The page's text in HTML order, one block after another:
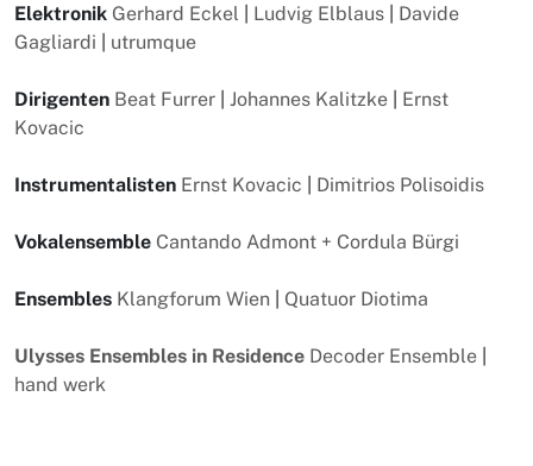
Elektronik Gerhard Eckel Ludvig Elblaus
Davide
Gagliardi
utrumque
Dirigenten Beat Furrer Johannes Kalitzke
Ernst
Kovacic
Instrumentalisten Ernst Kovacic Dimitrios Polisoidis
Vokalensemble Cantando Admont + Cordula Bürgi
Ensembles Klangforum Wien Quatuor Diotima
Ulysses Ensembles in Residence Decoder Ensemble
hand werk